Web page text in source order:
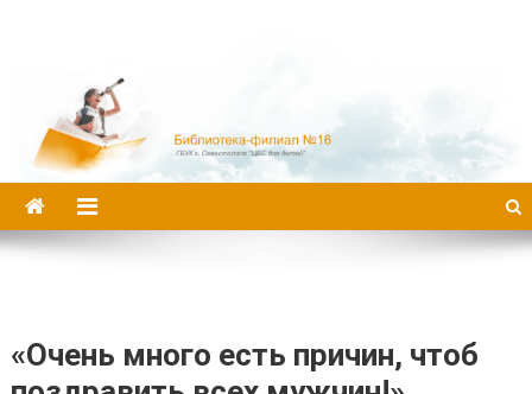
«Очень много есть причин, чтоб